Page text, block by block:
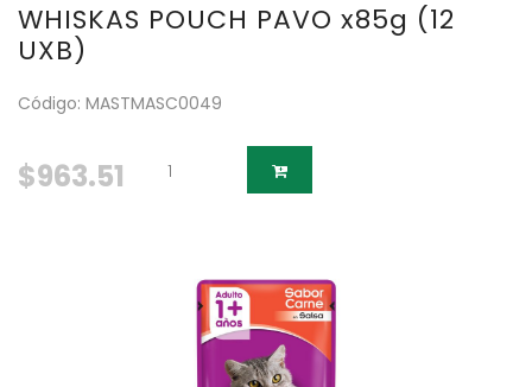
WHISKAS POUCH PAVO x85g (12
UXB)
Código: MASTMASC0049
$963.51